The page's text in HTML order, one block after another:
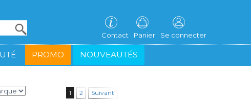
Se connecter
Panier
Contact
PROMO NOUVEAUTÉS
1 2 Suivant